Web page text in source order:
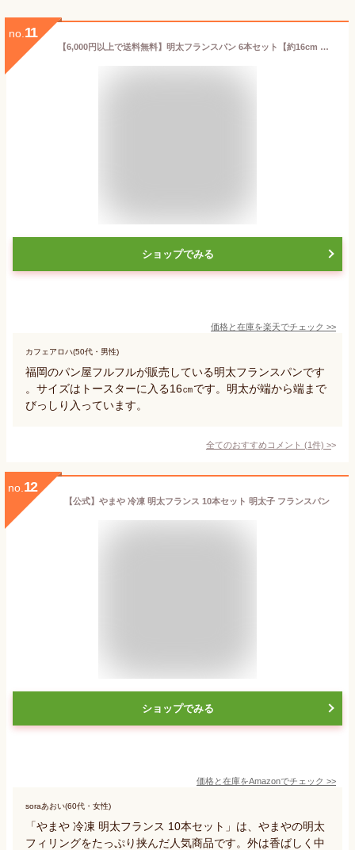
no. 11
【6,000円以上で送料無料】明太フランスパン 6本セット【約16cm 冷凍 子供にもおすすめ 外カリカリ中もっちり】
ショップでみる
価格と在庫を楽天でチェック >>
カフェアロハ(50代・男性)
福岡のパン屋フルフルが販売している明太フランスパンです
。サイズはトースターに入る16㎝です。明太が端から端まで
びっしり入っています。
全てのおすすめコメント (1件) >
no. 12
【公式】やまや 冷凍 明太フランス 10本セット 明太子 フランスパン
ショップでみる
価格と在庫をAmazonでチェック >>
soraあおい(60代・女性)
「やまや 冷凍 明太フランス 10本セット」は、やまやの明太
フィリングをたっぷり挟んだ人気商品です。外は香ばしく中